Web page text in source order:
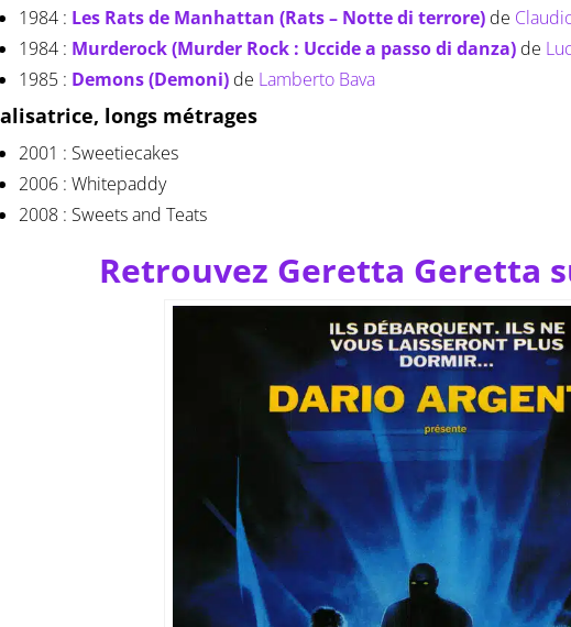
1984 : Les Rats de Manhattan (Rats – Notte di terrore) de
1984 : Murderock (Murder Rock : Uccide a passo di danza) de
1985 : Demons (Demoni) de Lamberto Bava
longs métrages
2001 : Sweetiecakes
2006 : Whitepaddy
2008 : Sweets and Teats
Retrouvez Geretta Geretta